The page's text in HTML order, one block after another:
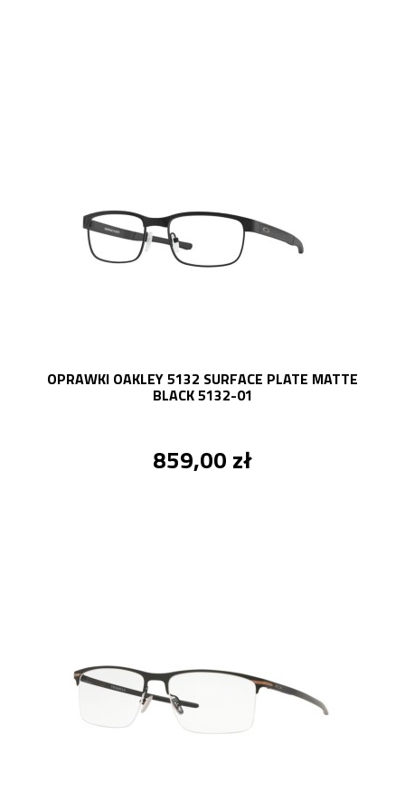
OPRAWKI OAKLEY 5132 SURFACE PLATE MATTE
BLACK 5132-01
859,00 zł